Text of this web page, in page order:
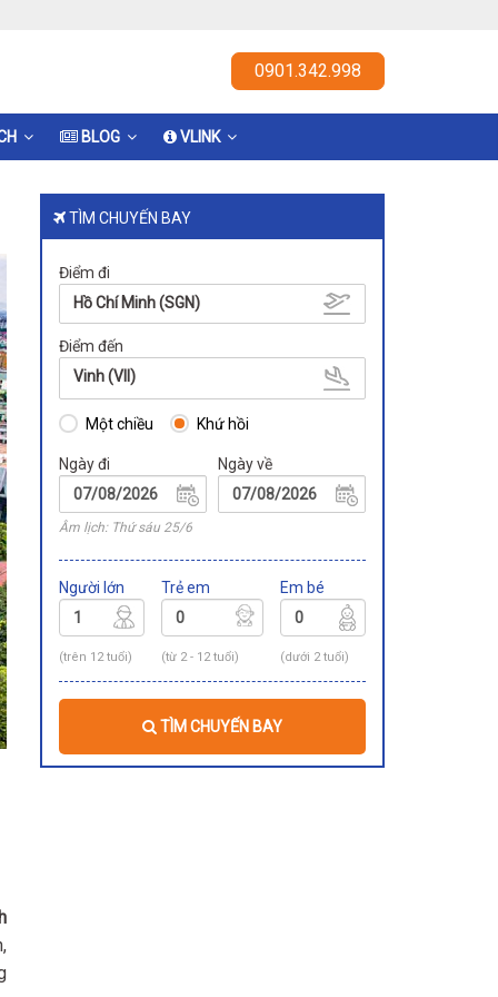
0901.342.998
BLOG VLINK
TÌM CHUYẾN BAY
Điểm đi
Hồ Chí Minh (SGN)
Điểm đến
Vinh (VII)
Một chiều Khứ hồi
Ngày đi
Âm lịch: Thứ sáu 25/6
Ngày về
Người lớn
(trên 12 tuổi)
Trẻ em
(từ 2 - 12 tuổi)
Em bé
(dưới 2 tuổi)
TÌM CHUYẾN BAY